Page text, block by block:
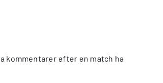
kommentarer efter en match ha